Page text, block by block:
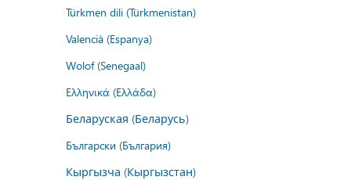
Türkmen dili (Türkmenistan)
Valencià (Espanya)
Wolof (Senegaal)
Ελληνικά (Ελλάδα)
Беларуская (Беларусь)
Български (България)
Кыргызча (Кыргызстан)